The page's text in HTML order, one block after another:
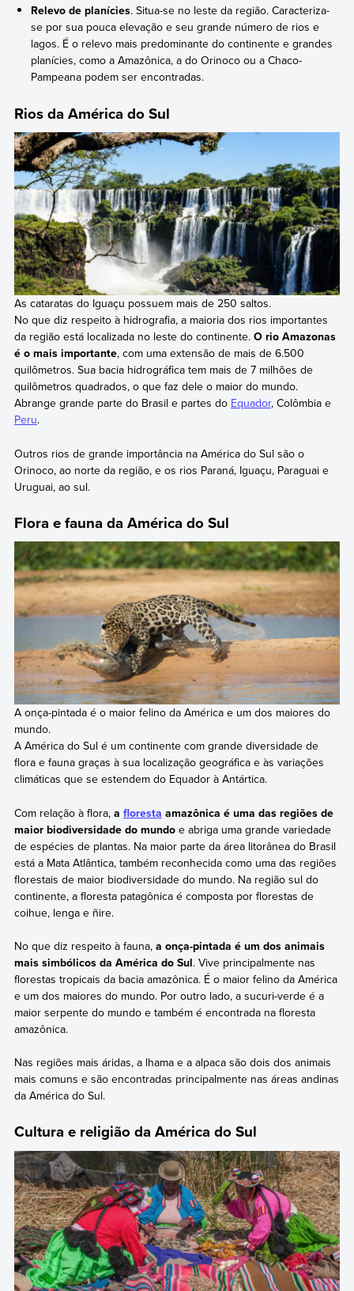
Relevo de planícies. Situa-se no leste da região. Caracteriza-
se por sua pouca elevação e seu grande número de rios e
lagos. É o relevo mais predominante do continente e grandes
planícies, como a Amazônica, a do Orinoco ou a Chaco-
Pampeana podem ser encontradas.
Rios da América do Sul
As cataratas do Iguaçu possuem mais de 250 saltos.
No que diz respeito à hidrografia, a maioria dos rios importantes
da região está localizada no leste do continente. O rio Amazonas
é o mais importante, com uma extensão de mais de 6.500
quilômetros. Sua bacia hidrográfica tem mais de 7 milhões de
quilômetros quadrados, o que faz dele o maior do mundo.
Abrange grande parte do Brasil e partes do Equador, Colômbia e
Peru.
Outros rios de grande importância na América do Sul são o
Orinoco, ao norte da região, e os rios Paraná, Iguaçu, Paraguai e
Uruguai, ao sul.
Flora e fauna da América do Sul
A onça-pintada é o maior felino da América e um dos maiores do
mundo.
A América do Sul é um continente com grande diversidade de
flora e fauna graças à sua localização geográfica e às variações
climáticas que se estendem do Equador à Antártica.
Com relação à flora, a floresta amazônica é uma das regiões de
maior biodiversidade do mundoe abriga uma grande variedade
de espécies de plantas. Na maior parte da área litorânea do Brasil
está a Mata Atlântica, também reconhecida como uma das regiões
florestais de maior biodiversidade do mundo. Na região sul do
continente, a floresta patagônica é composta por florestas de
coihue, lenga e ñire.
No que diz respeito à fauna, a onça-pintada é um dos animais
mais simbólicos da América do Sul. Vive principalmente nas
florestas tropicais da bacia amazônica. É o maior felino da América
e um dos maiores do mundo. Por outro lado, a sucuri-verde é a
maior serpente do mundo e também é encontrada na floresta
amazônica.
Nas regiões mais áridas, a lhama e a alpaca são dois dos animais
mais comuns e são encontradas principalmente nas áreas andinas
da América do Sul.
Cultura e religião da América do Sul